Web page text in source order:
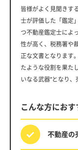
皆様がよく見聞きす
士が評価した「鑑定
つ不動産鑑定士によ
性が高く、税務署や
正な文書となります
たような役割を果た
いなる武器”となり、
こんな方におす
不動産の